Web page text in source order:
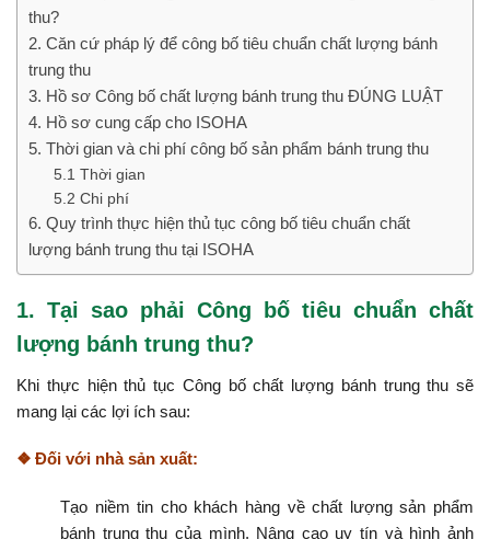
thu?
2. Căn cứ pháp lý để công bố tiêu chuẩn chất lượng bánh
trung thu
3. Hồ sơ Công bố chất lượng bánh trung thu ĐÚNG LUẬT
4. Hồ sơ cung cấp cho ISOHA
5. Thời gian và chi phí công bố sản phẩm bánh trung thu
5.1 Thời gian
5.2 Chi phí
6. Quy trình thực hiện thủ tục công bố tiêu chuẩn chất
lượng bánh trung thu tại ISOHA
1. Tại sao phải Công bố tiêu chuẩn chất
lượng bánh trung thu?
Khi thực hiện thủ tục Công bố chất lượng bánh trung thu sẽ
mang lại các lợi ích sau:
❖ Đối với nhà sản xuất:
Tạo niềm tin cho khách hàng về chất lượng sản phẩm
bánh trung thu của mình. Nâng cao uy tín và hình ảnh